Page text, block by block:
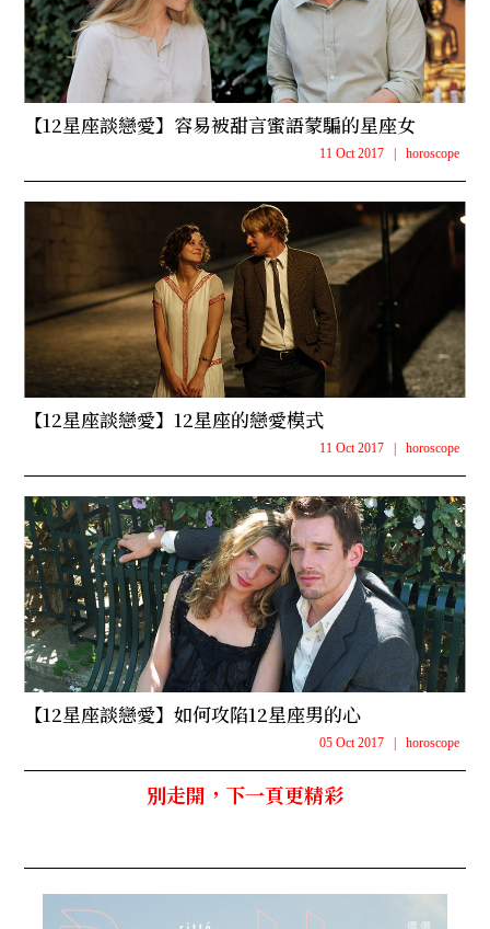
【12星座談戀愛】容易被甜言蜜語蒙騙的星座女
11 Oct 2017 | horoscope
【12星座談戀愛】12星座的戀愛模式
11 Oct 2017 | horoscope
【12星座談戀愛】如何攻陷12星座男的心
05 Oct 2017 | horoscope
別走開，下一頁更精彩